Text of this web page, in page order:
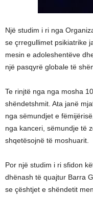
Një studim i ri nga
se çrregullimet psikiatrike
mesin e adoleshentëve
një pasqyrë globale të
Te rinjtë nga nga mosha
shëndetshmit. Ata janë
nga sëmundjet e
nga kanceri, sëmundje të
shqetësojnë të moshuarit.
Por një studim i ri sfidon
dhënash të quajtur Barra
se çështjet e shëndetit